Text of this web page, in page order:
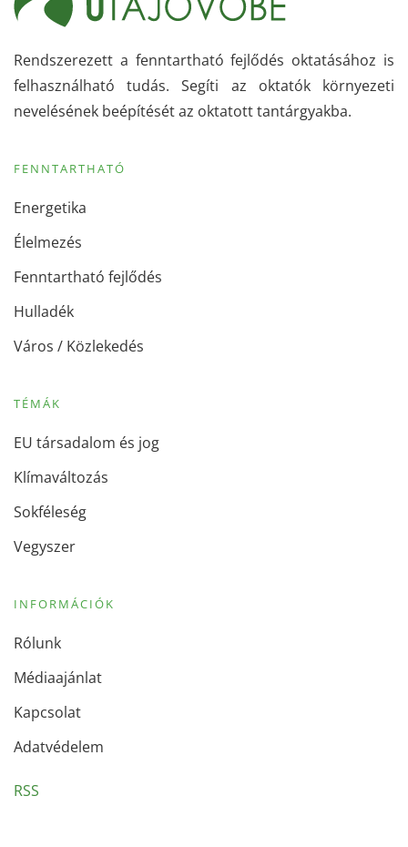
Rendszerezett a fenntartható fejlődés oktatásához is
felhasználható tudás. Segíti az oktatók környezeti
nevelésének beépítését az oktatott tantárgyakba.
FENNTARTHATÓ
Energetika
Élelmezés
Fenntartható fejlődés
Hulladék
Város / Közlekedés
TÉMÁK
EU társadalom és jog
Klímaváltozás
Sokféleség
Vegyszer
INFORMÁCIÓK
Rólunk
Médiaajánlat
Kapcsolat
Adatvédelem
RSS